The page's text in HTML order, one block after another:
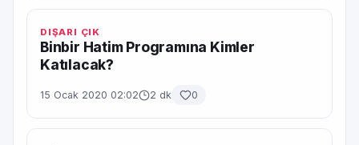
DIŞARI ÇIK
Binbir Hatim Programına Kimler
Katılacak?
15 Ocak 2020 02:02 2 dk 0